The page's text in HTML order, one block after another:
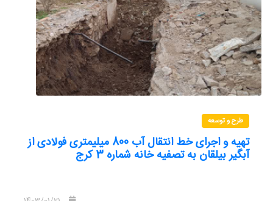
طرح و توسعه
تهیه و اجرای خط انتقال آب 800 میلیمتری فولادی از
آبگیر بیلقان به تصفیه خانه شماره 3 کرج